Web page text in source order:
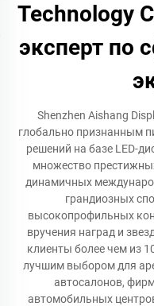
Technology
эксперт по
Shenzhen Aishang
глобально признанным
решений на базе LED-
множество
динамичных
грандиозных
высокопрофильных
вручения наград и
клиенты более чем из
лучшим выбором для
автосалонов,
автомобильных